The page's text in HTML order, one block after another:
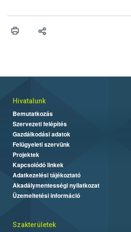
Hivatalunk
Bemutatkozás
Szervezeti felépítés
Gazdálkodási adatok
Felügyeleti szervünk
Projektek
Kapcsolódó linkek
Adatkezelési tájékoztató
Akadálymentességi nyilatkozat
Üzemeltetési információ
Szakterületek